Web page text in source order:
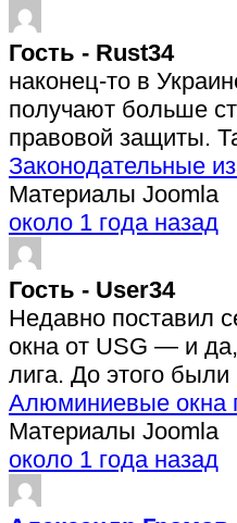
Гость - Rust34
наконец-то в
получают больше
правовой защиты.
Законодательные
Материалы Joomla
около 1 года назад
Гость - User34
Недавно поставил
окна от USG — и
лига. До этого
Алюминиевые окна
Материалы Joomla
около 1 года назад